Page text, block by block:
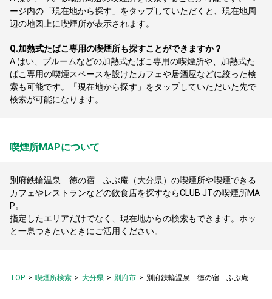
ージ内の「現在地から探す」をタップしていただくと、現在地周
辺の地図上に喫煙所が表示されます。
Q.加熱式たばこ専用の喫煙所も探すことができますか？
A. はい、プルームなどの加熱式たばこ専用の喫煙所や、加熱式た
ばこ専用の喫煙スペースを設けたカフェや居酒屋などに絞った検
索も可能です。「現在地から探す」をタップしていただいた先で
検索が可能になります。
喫煙所MAPについて
別府鉄輪温泉 徳の宿 ふぶ庵（大分県）の喫煙所や喫煙できる
カフェやレストランなどの飲食店を探すならCLUB JTの喫煙所MA
P。
指定したエリアだけでなく、現在地からの検索もできます。ホッ
と一息つきたいときにご活用ください。
TOP 喫煙所検索 大分県 別府市 別府鉄輪温泉 徳の宿 ふぶ庵